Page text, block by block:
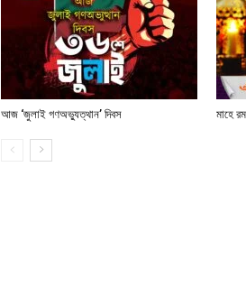
আজ ‘জুলাই গণঅভ্যুত্থান’ দিবস মাহে